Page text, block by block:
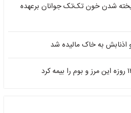
شدن خون تک‌تک جوانان برعهده
اذنابش به خاک مالیده شد